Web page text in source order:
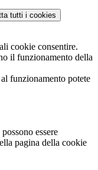
tutti i cookies
cookie consentire.
il funzionamento della
funzionamento potete
essere
pagina della cookie